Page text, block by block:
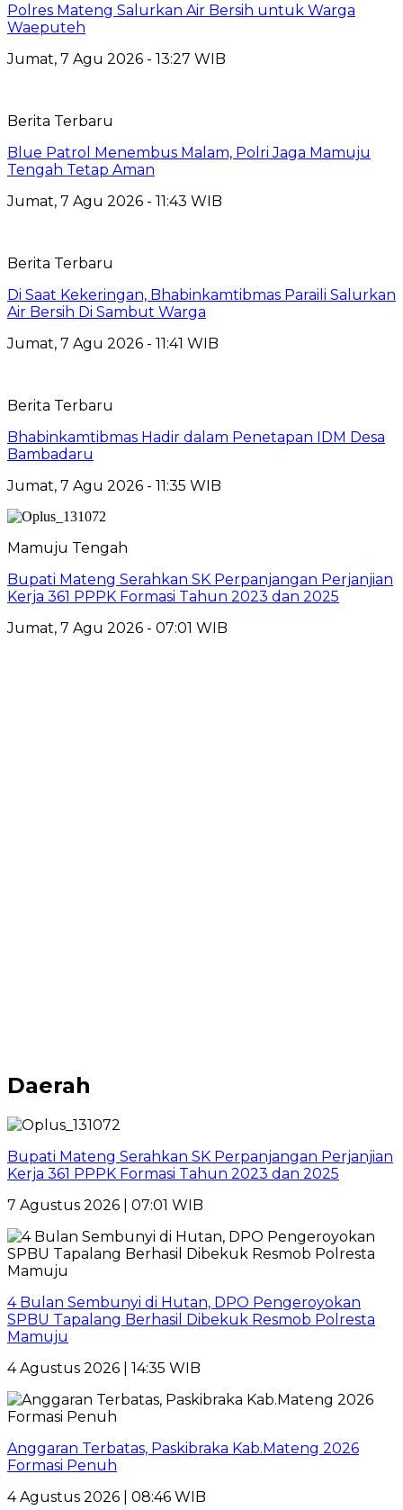
Polres Mateng Salurkan Air Bersih untuk Warga
Waeputeh
Jumat, 7 Agu 2026 - 13:27 WIB
Berita Terbaru
Blue Patrol Menembus Malam, Polri Jaga Mamuju
Tengah Tetap Aman
Jumat, 7 Agu 2026 - 11:43 WIB
Berita Terbaru
Di Saat Kekeringan, Bhabinkamtibmas Paraili Salurkan
Air Bersih Di Sambut Warga
Jumat, 7 Agu 2026 - 11:41 WIB
Berita Terbaru
Bhabinkamtibmas Hadir dalam Penetapan IDM Desa
Bambadaru
Jumat, 7 Agu 2026 - 11:35 WIB
Mamuju Tengah
Bupati Mateng Serahkan SK Perpanjangan Perjanjian
Kerja 361 PPPK Formasi Tahun 2023 dan 2025
Jumat, 7 Agu 2026 - 07:01 WIB
Daerah
Bupati Mateng Serahkan SK Perpanjangan Perjanjian
Kerja 361 PPPK Formasi Tahun 2023 dan 2025
7 Agustus 2026 | 07:01 WIB
4 Bulan Sembunyi di Hutan, DPO Pengeroyokan
SPBU Tapalang Berhasil Dibekuk Resmob Polresta
Mamuju
4 Agustus 2026 | 14:35 WIB
Anggaran Terbatas, Paskibraka Kab.Mateng 2026
Formasi Penuh
4 Agustus 2026 | 08:46 WIB